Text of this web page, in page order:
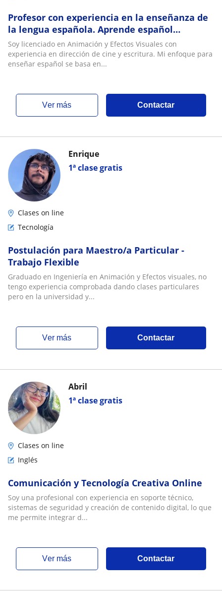
Profesor con experiencia en la enseñanza de
la lengua española. Aprende español
dinámico con un experto en narrativa y
producción audiovisual
Soy licenciado en Animación y Efectos Visuales con
experiencia en dirección de cine y escritura. Mi enfoque para
enseñar español se basa en...
ver más Contactar
1ª clase gratis
Enrique
Clases on line
Tecnología
Postulación para Maestro/a Particular -
Trabajo Flexible
Graduado en Ingeniería en Animación y Efectos visuales, no
tengo experiencia comprobada dando clases particulares
pero en la universidad y...
ver más Contactar
1ª clase gratis
Abril
Clases on line
Inglés
Comunicación y Tecnología Creativa Online
Soy una profesional con experiencia en soporte técnico,
sistemas de seguridad y creación de contenido digital, lo que
me permite integrar d...
ver más Contactar